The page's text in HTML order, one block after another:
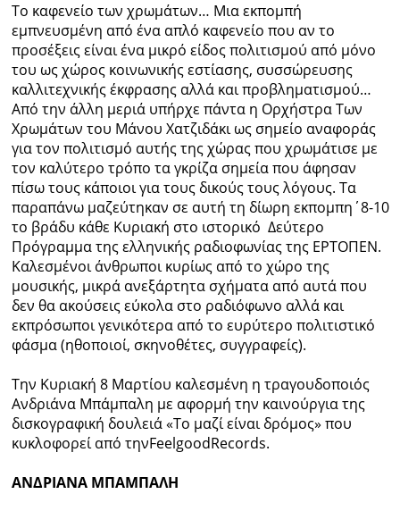
Κόσμος
Ραδιόφωνο
Εκπομπές
Πολιτισμός
Το καφενείο των χρωμάτων… Μια εκπομπή
εμπνευσμένη από ένα απλό καφενείο που αν το
προσέξεις είναι ένα μικρό είδος πολιτισμού από μόνο
του ως χώρος κοινωνικής εστίασης, συσσώρευσης
καλλιτεχνικής έκφρασης αλλά και προβληματισμού…
Από την άλλη μεριά υπήρχε πάντα η Ορχήστρα Των
Χρωμάτων του Μάνου Χατζιδάκι ως σημείο αναφοράς
για τον πολιτισμό αυτής της χώρας που χρωμάτισε με
τον καλύτερο τρόπο τα γκρίζα σημεία που άφησαν
πίσω τους κάποιοι για τους δικούς τους λόγους. Τα
παραπάνω μαζεύτηκαν σε αυτή τη δίωρη εκπομπη΄8-10
το βράδυ κάθε Κυριακή στο ιστορικό Δεύτερο
Πρόγραμμα τηςελληνικής ραδιοφωνίας της ΕΡΤΟΠΕΝ.
Καλεσμένοι άνθρωποι κυρίως από το χώρο της
μουσικής, μικρά ανεξάρτητα σχήματα από αυτά που
δεν θα ακούσεις εύκολα στο ραδιόφωνο αλλά και
εκπρόσωποι γενικότερα από το ευρύτερο πολιτιστικό
φάσμα (ηθοποιοί, σκηνοθέτες, συγγραφείς).
Την Κυριακή 8 Μαρτίου καλεσμένη η τραγουδοποιός
Ανδριάνα Μπάμπαλη με αφορμή την καινούργια της
δισκογραφική δουλειά «Το μαζί είναι δρόμος» που
κυκλοφορεί από τηνFeelgoodRecords.
ΑΝΔΡΙΑΝΑ ΜΠΑΜΠΑΛΗ